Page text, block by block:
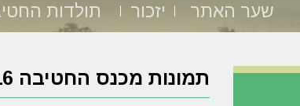
שער האתר יזכור תולדות
תמונות מכנס החטיבה 2016